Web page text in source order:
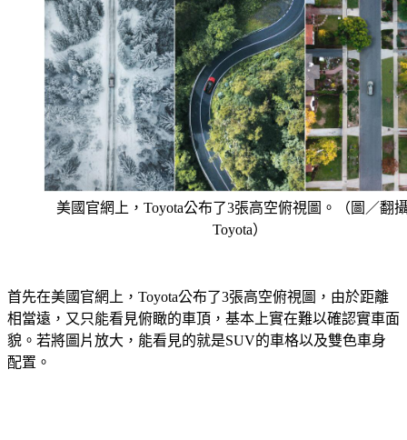
美國官網上，Toyota公布了3張高空俯視圖。（圖／翻
Toyota）
首先在美國官網上，Toyota公布了3張高空俯視圖，由於距離
相當遠，又只能看見俯瞰的車頂，基本上實在難以確認實車面
貌。若將圖片放大，能看見的就是SUV的車格以及雙色車身
配置。